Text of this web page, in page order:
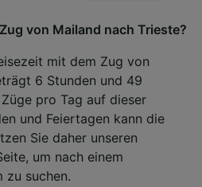
von Mailand nach Trieste?
mit dem Zug von
6 Stunden und 49
pro Tag auf dieser
und Feiertagen kann die
Sie daher unseren
um nach einem
zu suchen.